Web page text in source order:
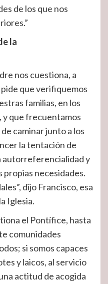
de los que nos
la
nos cuestiona, a
que verifiquemos
familias, en los
y que frecuentamos
caminar junto a los
la tentación de
autorreferencialidad y
propias necesidades.
dijo Francisco, esa
Iglesia.
el Pontífice, hasta
comunidades
si somos capaces
y laicos, al servicio
actitud de acogida